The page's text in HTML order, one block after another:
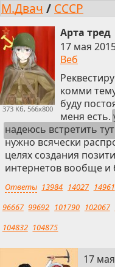
М.Двач / СССР
373 Кб, 566x800
Арта тред
17 мая
Веб
комми
буду
меня есть.
надеюсь встретить
нужно всячески
целях создания
интернетов вообще и
Ответы 13984 14027 14961
96667 99692 101790 102067
104832 104875
2
17